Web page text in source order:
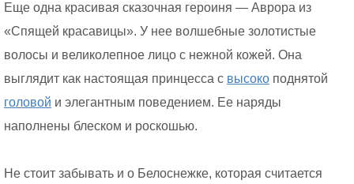
Еще одна красивая сказочная героиня — Аврора из
«Спящей красавицы». У нее волшебные золотистые
волосы и великолепное лицо с нежной кожей. Она
выглядит как настоящая принцесса с высоко поднятой
головой и элегантным поведением. Ее наряды
наполнены блеском и роскошью.
Не стоит забывать и о Белоснежке, которая считается